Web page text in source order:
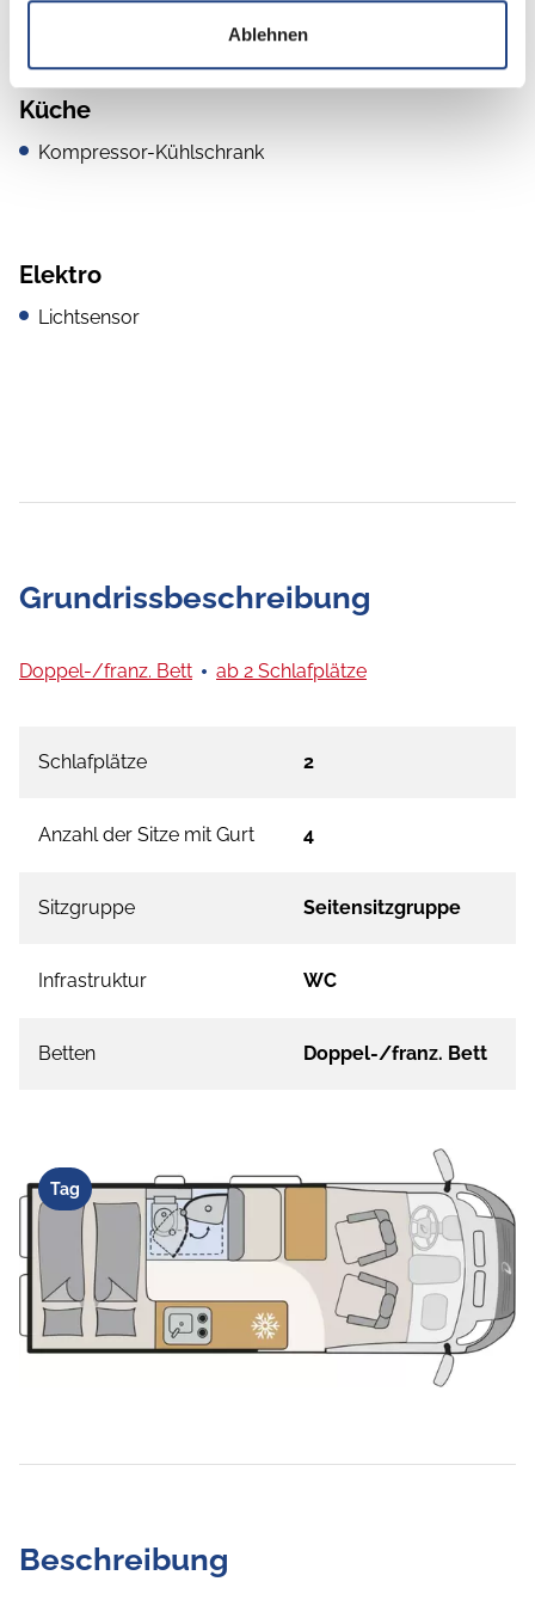
Ablehnen
Küche
Kompressor-Kühlschrank
Elektro
Lichtsensor
Grundrissbeschreibung
Doppel-/franz. Bett ab 2 Schlafplätze
Schlafplätze 2
Anzahl der Sitze mit Gurt 4
Sitzgruppe Seitensitzgruppe
Infrastruktur WC
Betten Doppel-/franz. Bett
Tag
Beschreibung